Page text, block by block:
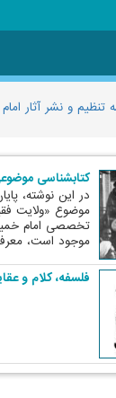
و نشر آثار
کتابشناسی
در این نوشته،
موضوع «ولایت
تخصصی امام
موجود است،
فلسفه، کلام و